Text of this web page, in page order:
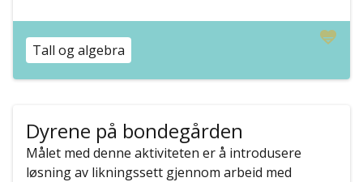
Tall og algebra
Dyrene på bondegården
Målet med denne aktiviteten er å introdusere
løsning av likningssett gjennom arbeid med